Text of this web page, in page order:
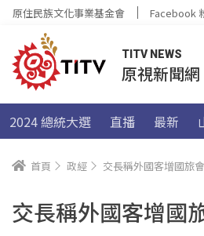
原住民族文化事業基金會 Facebook
TITV NEWS
原視新聞網
2024 總統大選 直播 最新
首頁 政經 交長稱外國客增國旅
交長稱外國客增國